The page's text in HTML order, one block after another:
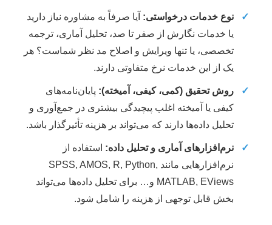
✓ نوع خدمات درخواستی: آیا صرفاً به مشاوره نیاز دارید
یا خدمات نگارش از صفر تا صد، تحلیل آماری، ترجمه
تخصصی، یا تنها ویرایش و اصلاح مد نظر شماست؟ هر
یک از این خدمات نرخ متفاوتی دارند.
✓ روش تحقیق (کمی، کیفی، آمیخته): پایان‌نامه‌های
کیفی یا آمیخته اغلب پیچیدگی بیشتری در جمع‌آوری و
تحلیل داده‌ها دارند که می‌تواند بر هزینه تأثیرگذار باشد.
✓ نرم‌افزارهای آماری و تحلیل داده: استفاده از
نرم‌افزارهایی مانند SPSS, AMOS, R, Python,
MATLAB, EViews و… برای تحلیل داده‌ها می‌تواند
بخش قابل توجهی از هزینه را شامل شود.